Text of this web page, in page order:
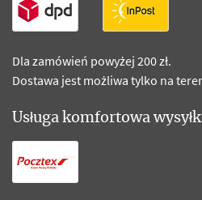
Dla zamówień powyżej 200 zł.
Dostawa jest możliwa tylko na
Usługa komfortowa